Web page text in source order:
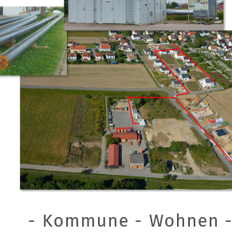
- Kommune - Wohnen -